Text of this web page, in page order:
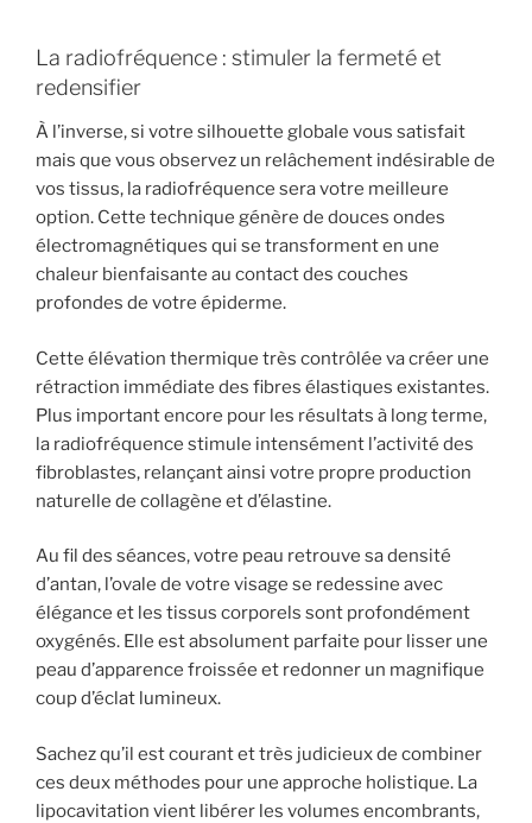
La radiofréquence : stimuler la fermeté et
redensifier
À l’inverse, si votre silhouette globale vous satisfait
mais que vous observez un relâchement indésirable de
vos tissus, la radiofréquence sera votre meilleure
option. Cette technique génère de douces ondes
électromagnétiques qui se transforment en une
chaleur bienfaisante au contact des couches
profondes de votre épiderme.
Cette élévation thermique très contrôlée va créer une
rétraction immédiate des fibres élastiques existantes.
Plus important encore pour les résultats à long terme,
la radiofréquence stimule intensément l’activité des
fibroblastes, relançant ainsi votre propre production
naturelle de collagène et d’élastine.
Au fil des séances, votre peau retrouve sa densité
d’antan, l’ovale de votre visage se redessine avec
élégance et les tissus corporels sont profondément
oxygénés. Elle est absolument parfaite pour lisser une
peau d’apparence froissée et redonner un magnifique
coup d’éclat lumineux.
Sachez qu’il est courant et très judicieux de combiner
ces deux méthodes pour une approche holistique. La
lipocavitation vient libérer les volumes encombrants,